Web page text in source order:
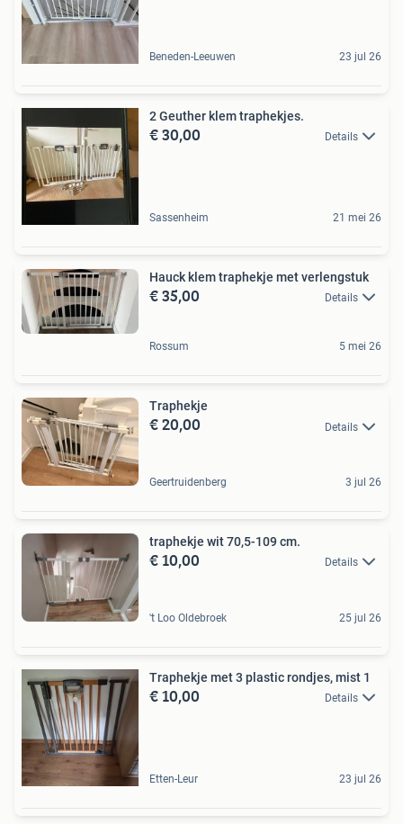
Beneden-Leeuwen 23 jul 26
2 Geuther klem traphekjes.
€ 30,00 Details
Sassenheim 21 mei 26
Hauck klem traphekje met verlengstuk
€ 35,00 Details
Rossum 5 mei 26
Traphekje
€ 20,00 Details
Geertruidenberg 3 jul 26
traphekje wit 70,5-109 cm.
€ 10,00 Details
't Loo Oldebroek 25 jul 26
Traphekje met 3 plastic rondjes, mist 1
€ 10,00 Details
Etten-Leur 23 jul 26